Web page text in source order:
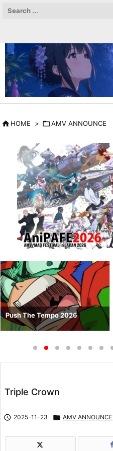
HOME > AMV ANNOUNCE
Push The Tempo 2026
Triple Crown
 2025-11-23  AMV ANNOUNCE